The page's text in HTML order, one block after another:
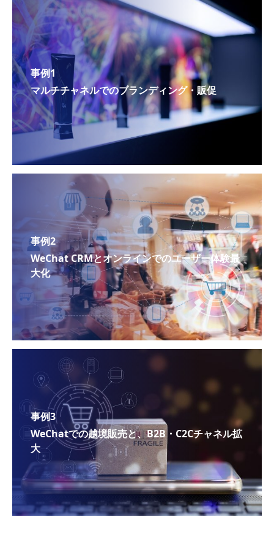
事例1
マルチチャネルでのブランディング・販促
事例2
WeChat CRMとオンラインでのユーザー体験最
大化
事例3
WeChatでの越境販売と、B2B・C2Cチャネル拡
大